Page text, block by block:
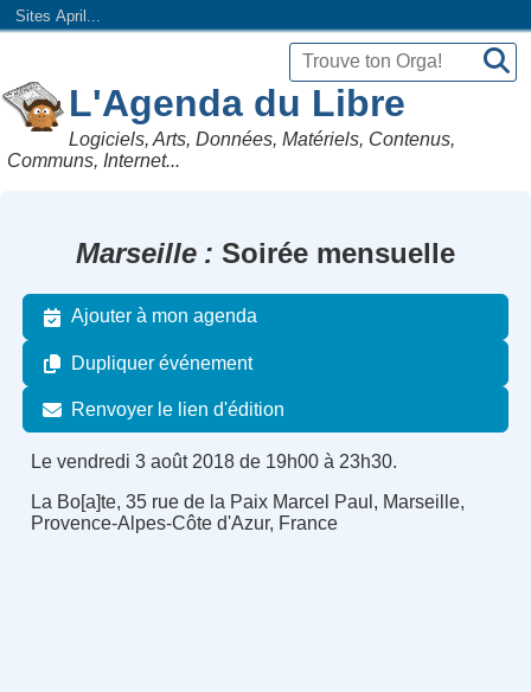
Sites April...
L'Agenda du Libre
Logiciels, Arts, Données, Matériels, Contenus,
Communs, Internet...
Marseille Soirée mensuelle
Ajouter à mon agenda
Dupliquer événement
Renvoyer le lien d'édition
Le vendredi 3 août 2018 de 19h00 à 23h30.
La Bo[a]te, 35 rue de la Paix Marcel Paul, Marseille,
Provence-Alpes-Côte d'Azur, France